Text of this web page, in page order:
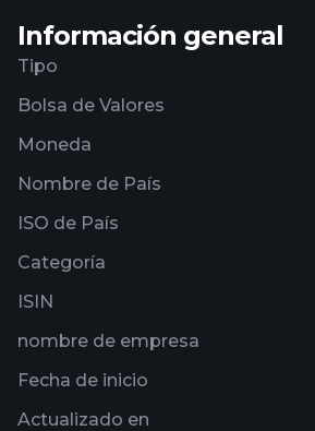
Información general
Tipo
Bolsa de Valores
Moneda
Nombre de País
ISO de País
Categoría
ISIN
nombre de empresa
Fecha de inicio
Actualizado en